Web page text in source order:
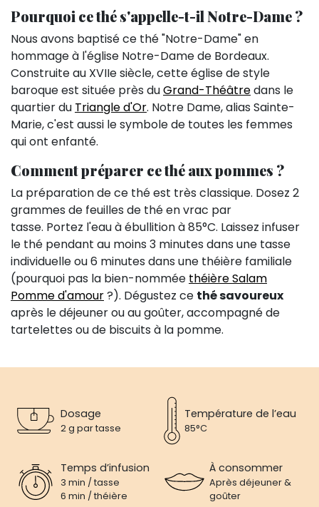
Pourquoi ce thé s'appelle-t-il Notre-Dame ?
Nous avons baptisé ce thé "Notre-Dame" en
hommage à l'église Notre-Dame de Bordeaux.
Construite au XVIIe siècle, cette église de style
baroque est située près duGrand-Théâtredans le
quartier du Triangle d'Or. Notre Dame, alias Sainte-
Marie, c'est aussi le symbole de toutes les femmes
qui ont enfanté.
Comment préparer ce thé aux pommes ?
La préparation de ce thé est très classique. Dosez 2
grammes de feuilles de thé en vrac par
tasse. Portez l'eau à ébullition à 85°C. Laissez infuser
le thé pendant au moins 3 minutes dans une tasse
individuelle ou 6 minutes dans une théière familiale
(pourquoi pas la bien-nommée théière Salam
Pomme d'amour?). Dégustez ce thé savoureux
après le déjeuner ou au goûter, accompagné de
tartelettes ou de biscuits à la pomme.
Dosage
2 g par tasse
Température de l’eau
85°C
Temps d’infusion
3 min / tasse
6 min / théière
À consommer
Après déjeuner &
goûter